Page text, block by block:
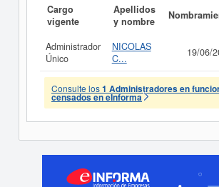
Cargo
vigente
Apellidos
y nombre
Administrador
Único
NICOLAS
C...
19/06/
Consulte los1 Administradores en
censados en eInforma